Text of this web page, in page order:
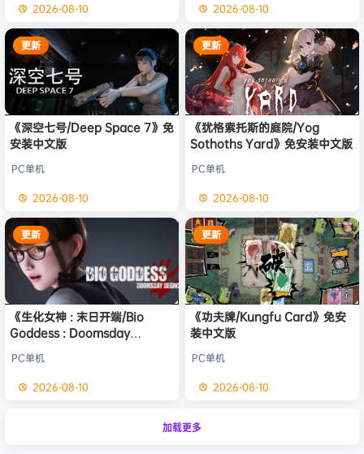
2026-08-10 2026-08-10
更新
《深空七号/Deep Space 7》免
安装中文版
PC单机
2026-08-10
更新
《犹格索托斯的庭院/Yog
Sothoths Yard》免安装中文版
PC单机
2026-08-10
更新
《生化女神 : 末日开端/Bio
Goddess : Doomsday
PC单机
2026-08-10
更新
《功夫牌/Kungfu Card》免安
装中文版
PC单机
2026-08-10
加载更多